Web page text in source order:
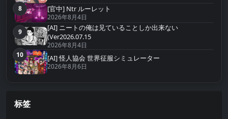
第8名
8 [官中] Ntr ルーレット
2026年8月4日
第9名
9
[AI] ニートの俺は见ていることしか出来ない
(Ver2026.07.15
2026年8月4日
第10名
10 [AI] 怪人協会 世界征服シミュレーター
2026年8月6日
标签